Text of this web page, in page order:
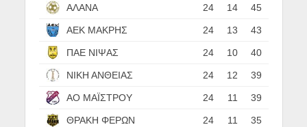
ΑΛΑΝΑ 24 14 45
ΑΕΚ ΜΑΚΡΗΣ 24 13 43
ΠΑΕ ΝΙΨΑΣ 24 10 40
ΝΙΚΗ ΑΝΘΕΙΑΣ 24 12 39
ΑΟ ΜΑΪΣΤΡΟΥ 24 11 39
ΘΡΑΚΗ ΦΕΡΩΝ 24 11 35